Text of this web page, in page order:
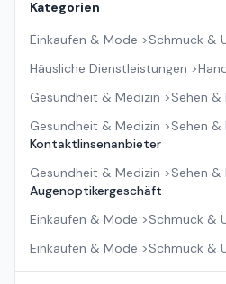
Kategorien
Einkaufen & Mode >Schmuck &
Häusliche Dienstleistungen >
Gesundheit & Medizin >Sehen &
Gesundheit & Medizin >Sehen &
Kontaktlinsenanbieter
Gesundheit & Medizin >Sehen &
Augenoptikergeschäft
Einkaufen & Mode >Schmuck &
Einkaufen & Mode >Schmuck &